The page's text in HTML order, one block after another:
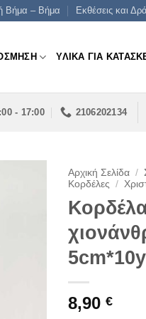
Βήμα – Βήμα Εκθέσεις και
ΥΛΙΚΑ ΓΙΑ
- 17:00 2106202134
Αρχική Σελίδα /
Κορδέλες
/
8,90 €